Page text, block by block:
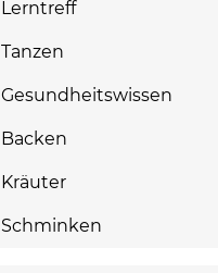
Lerntreff
Tanzen
Gesundheitswissen
Backen
Kräuter
Schminken